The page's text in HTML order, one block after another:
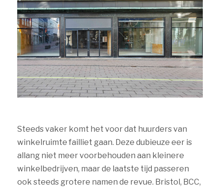
Steeds vaker komt het voor dat huurders van
winkelruimte failliet gaan. Deze dubieuze eer is
allang niet meer voorbehouden aan kleinere
winkelbedrijven, maar de laatste tijd passeren
ook steeds grotere namen de revue. Bristol, BCC,